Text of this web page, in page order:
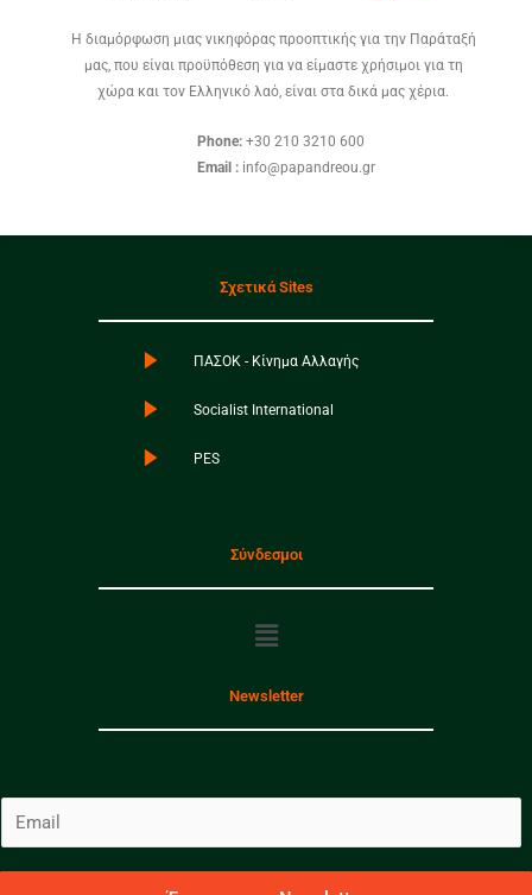
Η διαμόρφωση μιας νικηφόρας προοπτικής για την Παράταξή
μας, που είναι προϋπόθεση για να είμαστε χρήσιμοι για τη
χώρα και τον Ελληνικό λαό, είναι στα δικά μας χέρια.
Phone: +30 210 3210 600
Email : info@papandreou.gr
Σχετικά Sites
ΠΑΣΟΚ - Κίνημα Αλλαγής
Socialist International
PES
Σύνδεσμοι
Menu
Newsletter